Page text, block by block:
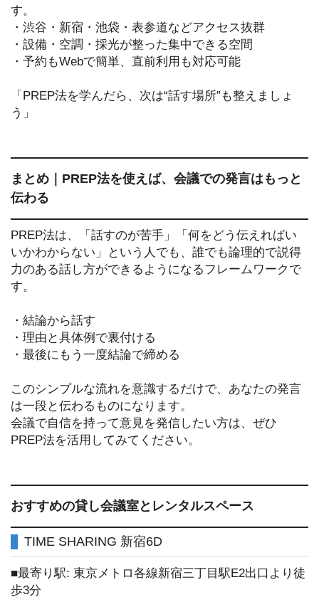
す。
・渋谷・新宿・池袋・表参道などアクセス抜群
・設備・空調・採光が整った集中できる空間
・予約もWebで簡単、直前利用も対応可能
「PREP法を学んだら、次は“話す場所”も整えましょ
う」
まとめ｜PREP法を使えば、会議での発言はもっと
伝わる
PREP法は、「話すのが苦手」「何をどう伝えればい
いかわからない」という人でも、誰でも論理的で説得
力のある話し方ができるようになるフレームワークで
す。
・結論から話す
・理由と具体例で裏付ける
・最後にもう一度結論で締める
このシンプルな流れを意識するだけで、あなたの発言
は一段と伝わるものになります。
会議で自信を持って意見を発信したい方は、ぜひ
PREP法を活用してみてください。
おすすめの貸し会議室とレンタルスペース
TIME SHARING 新宿6D
■最寄り駅: 東京メトロ各線新宿三丁目駅E2出口より徒
歩3分